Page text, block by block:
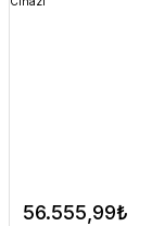
56.555,99₺